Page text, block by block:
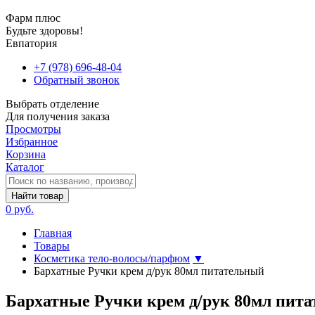
Фарм плюс
Будьте здоровы!
Евпатория
+7 (978) 696-48-04
Обратный звонок
Выбрать отделение
Для получения заказа
Просмотры
Избранное
Корзина
Каталог
Найти товар
0 руб.
Главная
Товары
Косметика тело-волосы/парфюм ▼
Бархатные Ручки крем д/рук 80мл питательный
Бархатные Ручки крем д/рук 80мл